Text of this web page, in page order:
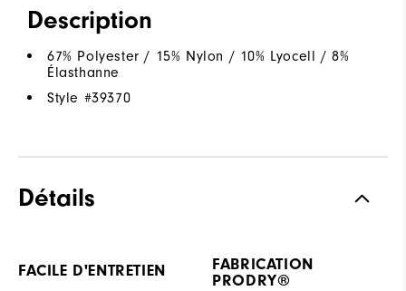
Description
67% Polyester / 15% Nylon / 10% Lyocell / 8%
Élasthanne
Style #39370
Détails
FACILE D'ENTRETIEN
FABRICATION
PRODRY®